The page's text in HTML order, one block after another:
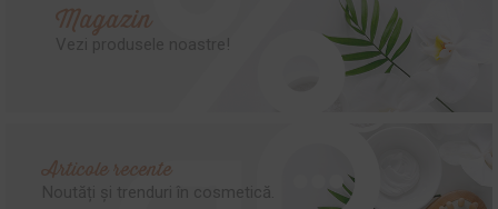
Magazin
Vezi produsele noastre!
Articole recente
Noutăți și trenduri în cosmetică.